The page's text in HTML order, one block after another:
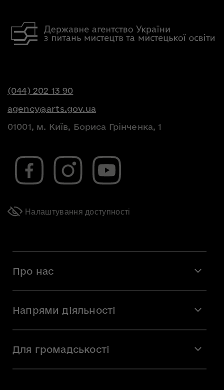
(044) 202 13 90
agency@arts.gov.ua
01001, м. Київ, Бориса Грінченка, 1
Налаштування доступності
Про нас
Команда
Вакансії
Напрями діяльності
Мистецька освіта
Для громадськості